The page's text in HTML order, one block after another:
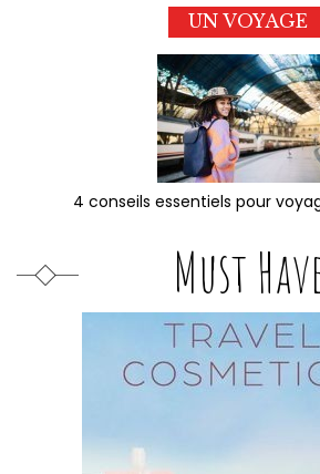
UN VOYAGE
4 conseils essentiels pour
Must